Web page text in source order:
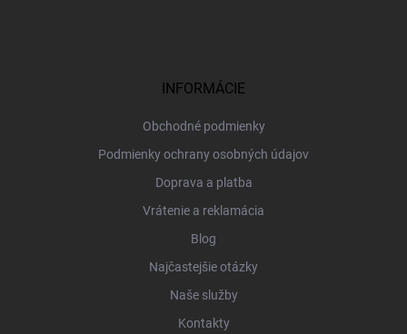
INFORMÁCIE
Obchodné podmienky
Podmienky ochrany osobných údajov
Doprava a platba
Vrátenie a reklamácia
Blog
Najčastejšie otázky
Naše služby
Kontakty